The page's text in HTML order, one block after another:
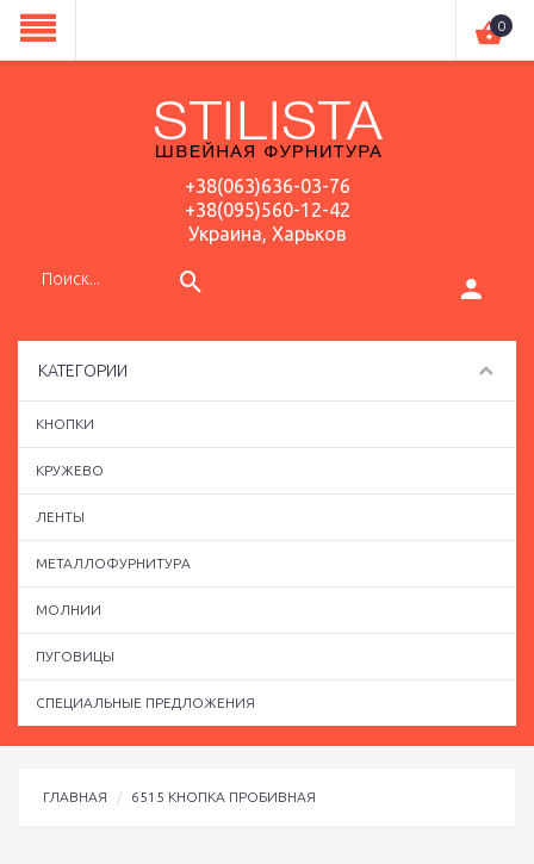
+38(063)636-03-76
+38(095)560-12-42
Украина, Харьков
0
КАТЕГОРИИ
КНОПКИ
КРУЖЕВО
ЛЕНТЫ
МЕТАЛЛОФУРНИТУРА
МОЛНИИ
ПУГОВИЦЫ
СПЕЦИАЛЬНЫЕ ПРЕДЛОЖЕНИЯ
ГЛАВНАЯ 6515 КНОПКА ПРОБИВНАЯ